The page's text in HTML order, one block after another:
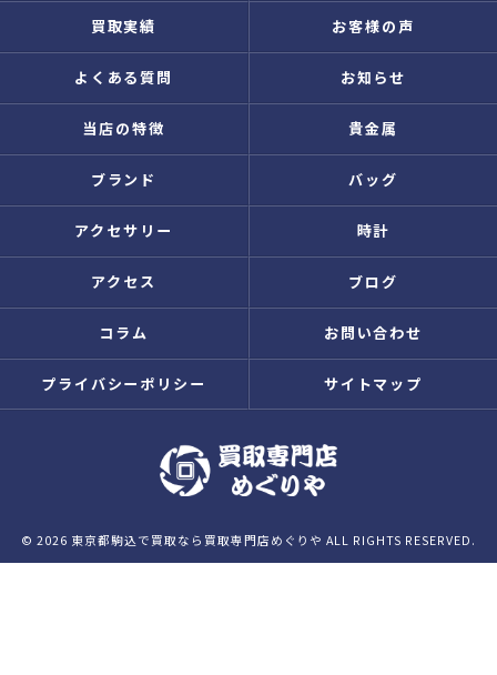
買取実績 お客様の声
よくある質問 お知らせ
当店の特徴 貴金属
ブランド バッグ
アクセサリー 時計
アクセス ブログ
コラム お問い合わせ
プライバシーポリシー サイトマップ
© 2026 東京都駒込で買取なら買取専門店めぐりや ALL RIGHTS RESERVED.